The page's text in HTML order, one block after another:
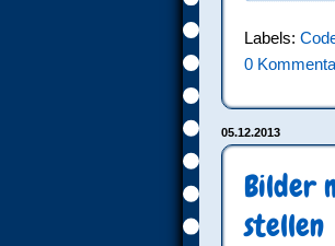
Labels:
0
05.12.2013
Bilder
stellen